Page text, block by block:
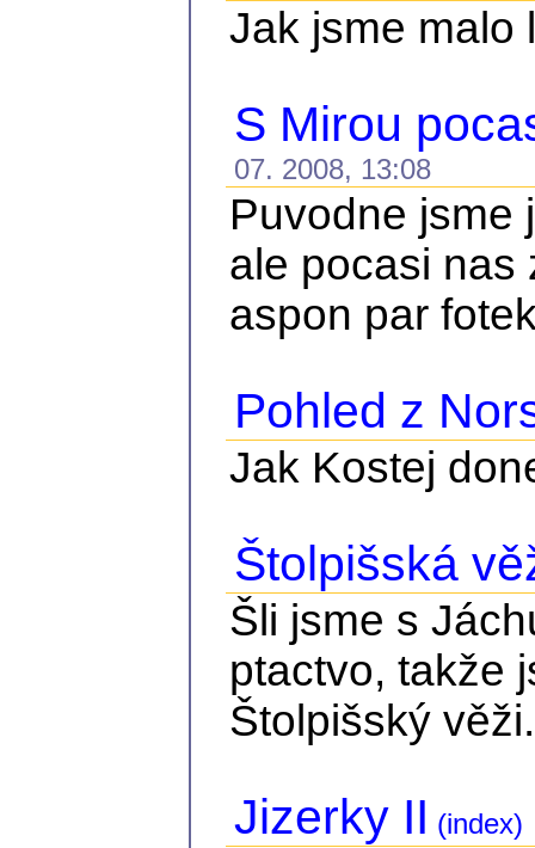
Jak jsme malo
S Mirou
07. 2008, 13:08
Puvodne jsme
ale pocasi nas
aspon par
Pohled z
Jak Kostej
Štolpišská
Šli jsme s
ptactvo, takže
Štolpišský věži.
Jizerky II (index)